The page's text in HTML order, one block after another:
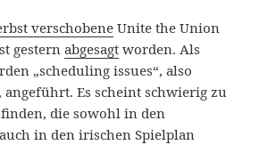
verschobeneUnite the Union
gesternabgesagt worden. Als
„scheduling issues“, also
Es scheint schwierig zu
die sowohl in den
in den irischen Spielplan